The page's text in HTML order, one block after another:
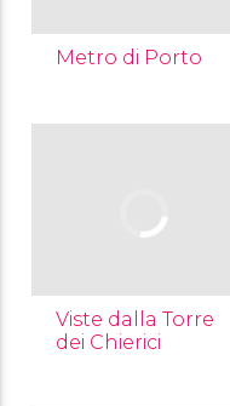
Metro di Porto
Viste dalla Torre
dei Chierici